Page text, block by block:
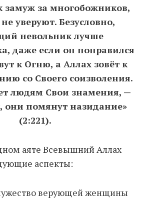
замуж за многобожников,
уверуют. Безусловно,
невольник лучше
даже если он понравился
к Огню, а Аллах зовёт к
со Своего соизволения.
людям Свои знамения, —
они помянут назидание»
(2:221).
аяте Всевышний Аллах
аспекты:
верующей женщины